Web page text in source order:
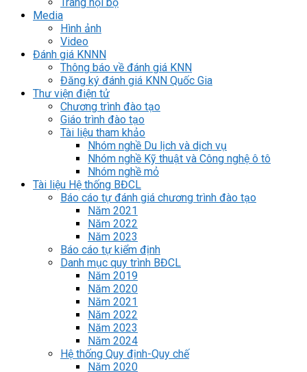
Media
Hình ảnh
Video
Đánh giá KNNN
Thông báo về đánh giá KNN
Đăng ký đánh giá KNN Quốc Gia
Thư viện điện tử
Chương trình đào tạo
Giáo trình đào tạo
Tài liệu tham khảo
Nhóm nghề Du lịch và dịch vụ
Nhóm nghề Kỹ thuật và Công nghệ ô tô
Nhóm nghề mỏ
Tài liệu Hệ thống BĐCL
Báo cáo tự đánh giá chương trình đào tạo
Năm 2021
Năm 2022
Năm 2023
Báo cáo tự kiểm định
Danh mục quy trình BĐCL
Năm 2019
Năm 2020
Năm 2021
Năm 2022
Năm 2023
Năm 2024
Hệ thống Quy định-Quy chế
Năm 2020